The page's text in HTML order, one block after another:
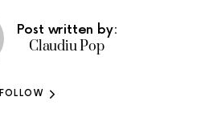
Post written by:
Claudiu Pop
FOLLOW